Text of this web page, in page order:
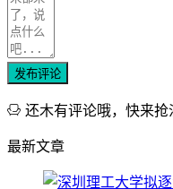
发布评论
还木有评论哦，快来抢
最新文章